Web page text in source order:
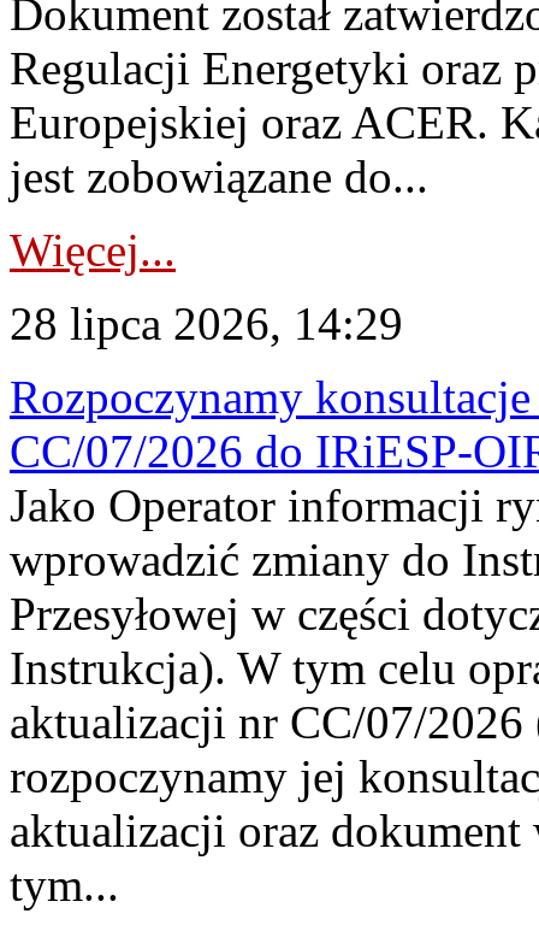
Dokument został
Regulacji Energetyki oraz
Europejskiej oraz ACER.
jest zobowiązane do...
Więcej...
28 lipca 2026, 14:29
Rozpoczynamy
CC/07/2026 do IRiESP-
Jako Operator informacji
wprowadzić zmiany do
Przesyłowej w części
Instrukcja). W tym celu
aktualizacji nr CC/07/
rozpoczynamy jej
aktualizacji oraz
tym...